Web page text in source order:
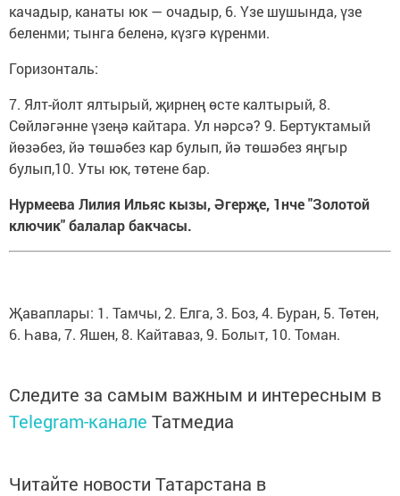
качадыр, канаты юк — очадыр, 6. Үзе шушында, үзе
беленми; тынга беленә, күзгә күренми.
Горизонталь:
7. Ялт-йолт ялтырый, җирнең өсте калтырый, 8.
Сөйләгәнне үзеңә кайтара. Ул нәрсә? 9. Бертуктамый
йөзәбез, йә төшәбез кар булып, йә төшәбез яңгыр
булып,10. Уты юк, төтене бар.
Нурмеева Лилия Ильяс кызы, Әгерҗе, 1нче "Золотой
ключик" балалар бакчасы.
Җаваплары: 1. Тамчы, 2. Елга, 3. Боз, 4. Буран, 5. Төтен,
6. Һава, 7. Яшен, 8. Кайтаваз, 9. Болыт, 10. Томан.
Следите за самым важным и интересным в
Telegram-канале Татмедиа
Читайте новости Татарстана в